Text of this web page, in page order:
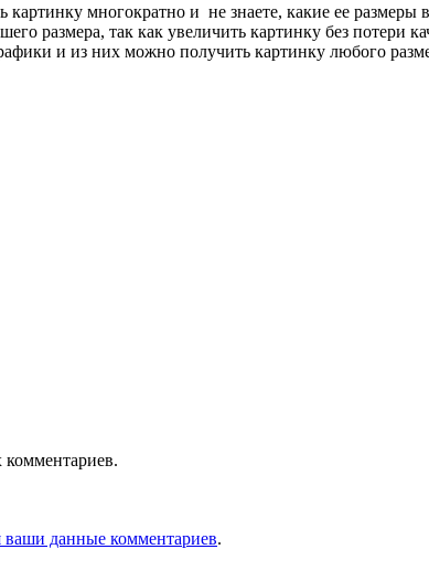
многократно и не знаете, какие ее размеры
размера, так как увеличить картинку без потери
и из них можно получить картинку любого
комментариев.
ваши данные комментариев.